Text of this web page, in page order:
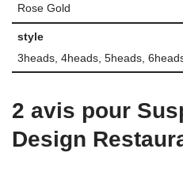
Rose Gold
style
3heads, 4heads, 5heads,
2 avis pour
Design